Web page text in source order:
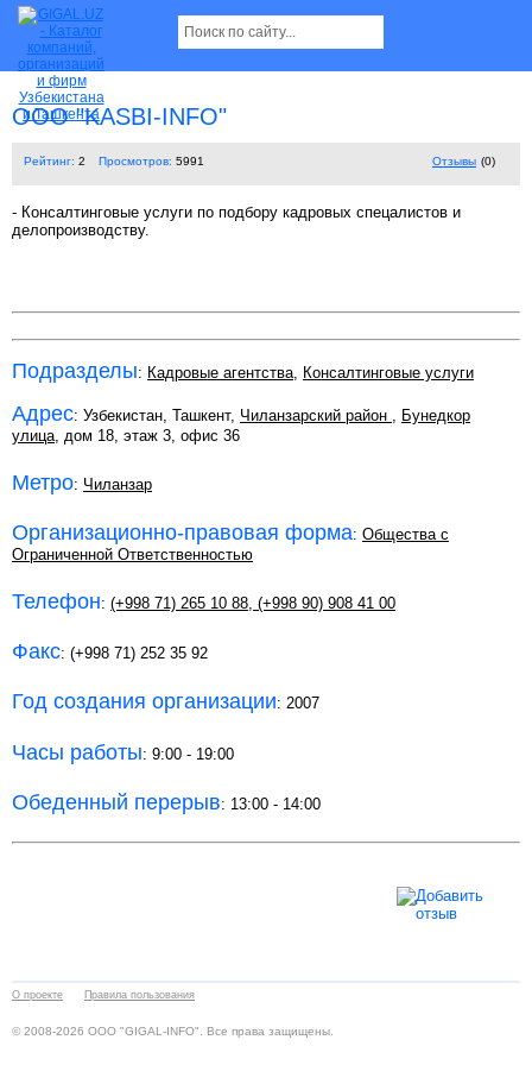
ООО "KASBI-INFO"
Рейтинг: 2 Просмотров: 5991 Отзывы (0)
- Консалтинговые услуги по подбору кадровых спецалистов и
делопроизводству.
Подразделы: Кадровые агентства, Консалтинговые услуги
Адрес: Узбекистан, Ташкент, Чиланзарский район , Бунедкор
улица, дом 18, этаж 3, офис 36
Метро: Чиланзар
Организационно-правовая форма: Общества с
Ограниченной Ответственностью
Телефон: (+998 71) 265 10 88 (+998 90) 908 41 00
Факс: (+998 71) 252 35 92
Год создания организации: 2007
Часы работы: 9:00 - 19:00
Обеденный перерыв: 13:00 - 14:00
О проекте Правила пользования
© 2008-2026 ООО "GIGAL-INFO". Все права защищены.